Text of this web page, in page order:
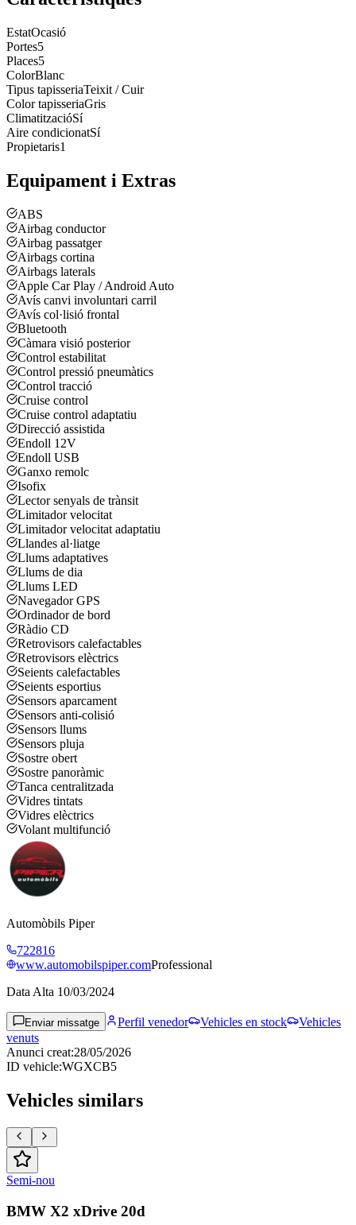
EstatOcasió
Portes5
Places5
ColorBlanc
Tipus tapisseriaTeixit / Cuir
Color tapisseriaGris
ClimatitzacióSí
Aire condicionatSí
Propietaris1
Equipament i Extras
ABS
Airbag conductor
Airbag passatger
Airbags cortina
Airbags laterals
Apple Car Play / Android Auto
Avís canvi involuntari carril
Avís col·lisió frontal
Bluetooth
Càmara visió posterior
Control estabilitat
Control pressió pneumàtics
Control tracció
Cruise control
Cruise control adaptatiu
Direcció assistida
Endoll 12V
Endoll USB
Ganxo remolc
Isofix
Lector senyals de trànsit
Limitador velocitat
Limitador velocitat adaptatiu
Llandes al·liatge
Llums adaptatives
Llums de dia
Llums LED
Navegador GPS
Ordinador de bord
Ràdio CD
Retrovisors calefactables
Retrovisors elèctrics
Seients calefactables
Seients esportius
Sensors aparcament
Sensors anti-colisió
Sensors llums
Sensors pluja
Sostre obert
Sostre panoràmic
Tanca centralitzada
Vidres tintats
Vidres elèctrics
Volant multifunció
Automòbils Piper
722816
www.automobilspiper.comProfessional
Data Alta 10/03/2024
Enviar missatge Perfil venedor Vehicles en stock
Vehicles
venuts
Anunci creat:28/05/2026
ID vehicle:WGXCB5
Vehicles similars
Semi-nou
BMW X2 xDrive 20d